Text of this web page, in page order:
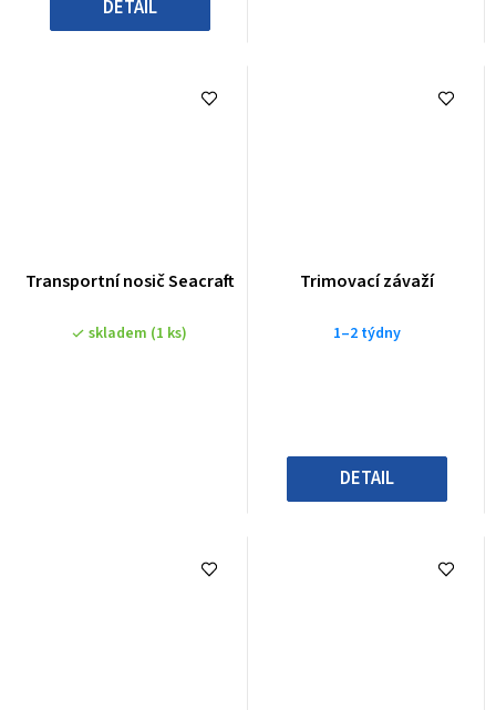
DETAIL
Transportní nosič Seacraft
skladem (1 ks)
Trimovací závaží
1–2 týdny
DETAIL